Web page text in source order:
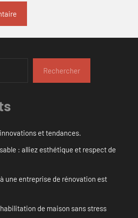
Rechercher
et tendances.
: alliez esthétique et respect de
une entreprise de rénovation est
de maison sans stress